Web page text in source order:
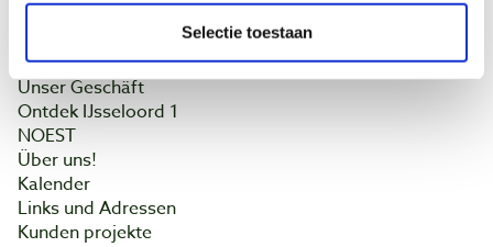
Selectie toestaan
Baptist Arnheim
Unser Geschäft
Ontdek IJsseloord 1
NOEST
Über uns!
Kalender
Links und Adressen
Kunden projekte